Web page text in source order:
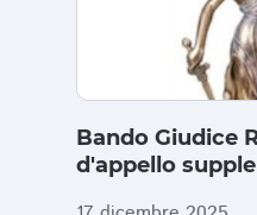
Bando Giudice
d'appello